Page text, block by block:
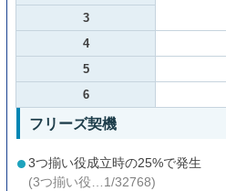
3
4
5
6
フリーズ契機
3つ揃い役成立時の25%で発生
(3つ揃い役…1/32768)